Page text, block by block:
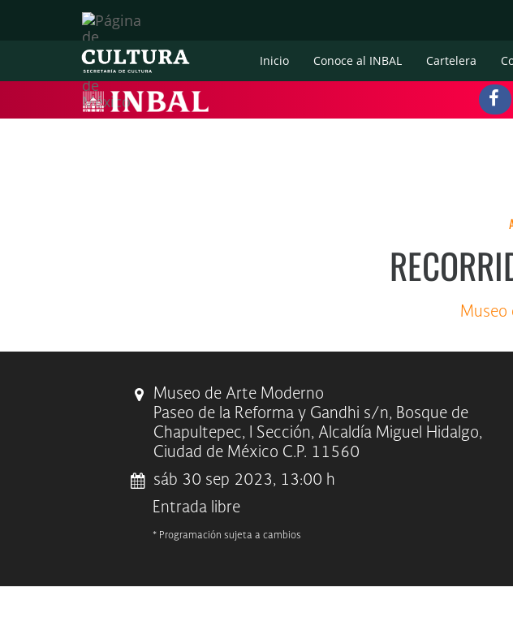
Inicio Conoce al INBAL Cartelera
Museo
Museo de Arte Moderno
Paseo de la Reforma y Gandhi s/n, Bosque de
Chapultepec, I Sección, Alcaldía Miguel Hidalgo,
Ciudad de México C.P. 11560
sáb 30 sep 2023, 13:00 h
Entrada libre
* Programación sujeta a cambios